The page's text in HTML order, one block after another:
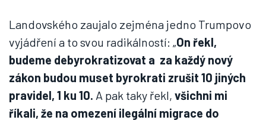
Landovského zaujalo zejména jedno Trumpovo
vyjádření a to svou radikálností: „On řekl,
budeme debyrokratizovat a za každý nový
zákon budou muset byrokrati zrušit 10 jiných
pravidel, 1 ku 10. A pak taky řekl, všichni mi
říkali, že na omezení ilegální migrace do